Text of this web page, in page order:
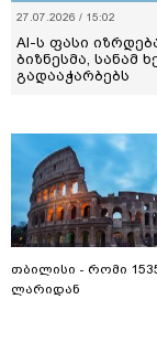
27.07.2026 / 15:02
AI-ს ფასი
ბიზნესმა, სანამ
გადააჭარბებს
თბილისი - რომი
ლარიდან